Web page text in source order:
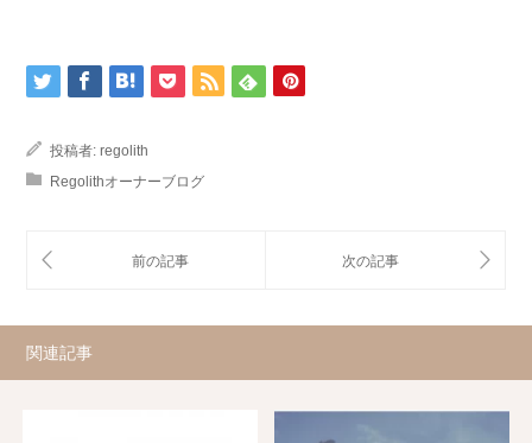
投稿者: regolith
Regolithオーナーブログ
関連記事